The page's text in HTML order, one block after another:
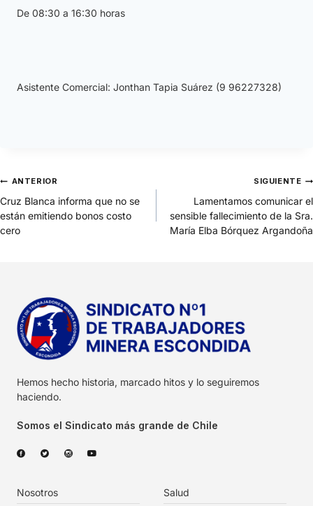
De 08:30 a 16:30 horas
Asistente Comercial: Jonthan Tapia Suárez (9 96227328)
ANTERIOR
Cruz Blanca informa que no se
están emitiendo bonos costo
cero
SIGUIENTE
Lamentamos comunicar el
sensible fallecimiento de la Sra.
María Elba Bórquez Argandoña
Hemos hecho historia, marcado hitos y lo seguiremos
haciendo.
Somos el Sindicato más grande de Chile
Nosotros
Salud